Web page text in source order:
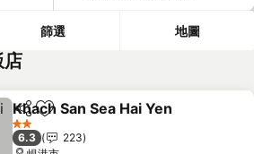
篩選 地圖
店
分享 加入我的最愛
Khach San Sea Hai Yen
2 星級
6.3
223